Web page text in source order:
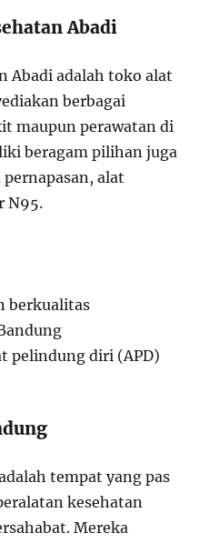
Abadi
Abadi adalah toko alat
berbagai
maupun perawatan di
beragam pilihan juga
alat
N95.
berkualitas
pelindung diri (APD)
tempat yang pas
kesehatan
Mereka